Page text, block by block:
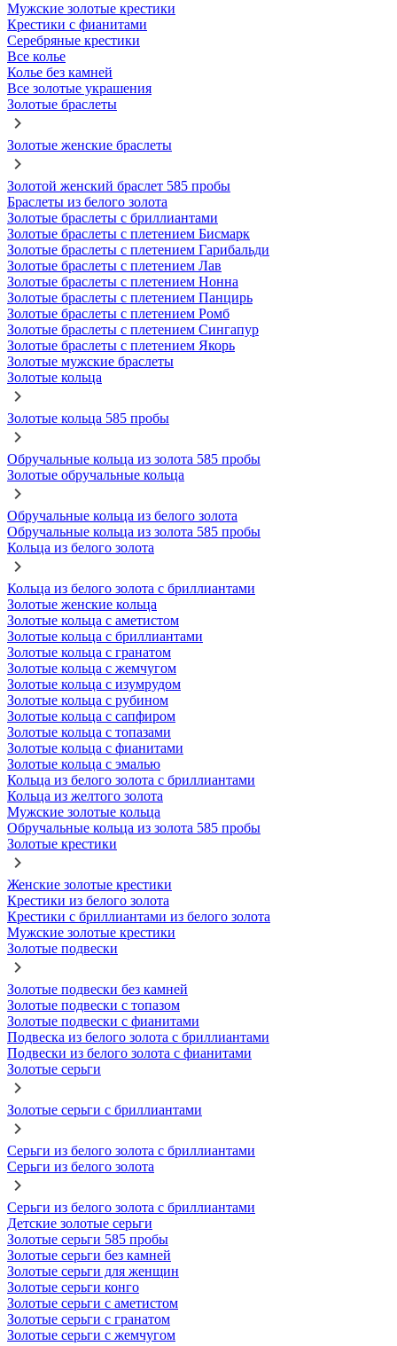
Мужские золотые крестики
Крестики с фианитами
Серебряные крестики
Все колье
Колье без камней
Все золотые украшения
Золотые браслеты
Золотые женские браслеты
Золотой женский браслет 585 пробы
Браслеты из белого золота
Золотые браслеты с бриллиантами
Золотые браслеты с плетением Бисмарк
Золотые браслеты с плетением Гарибальди
Золотые браслеты с плетением Лав
Золотые браслеты с плетением Нонна
Золотые браслеты с плетением Панцирь
Золотые браслеты с плетением Ромб
Золотые браслеты с плетением Сингапур
Золотые браслеты с плетением Якорь
Золотые мужские браслеты
Золотые кольца
Золотые кольца 585 пробы
Обручальные кольца из золота 585 пробы
Золотые обручальные кольца
Обручальные кольца из белого золота
Обручальные кольца из золота 585 пробы
Кольца из белого золота
Кольца из белого золота с бриллиантами
Золотые женские кольца
Золотые кольца с аметистом
Золотые кольца с бриллиантами
Золотые кольца с гранатом
Золотые кольца с жемчугом
Золотые кольца с изумрудом
Золотые кольца с рубином
Золотые кольца с сапфиром
Золотые кольца с топазами
Золотые кольца с фианитами
Золотые кольца с эмалью
Кольца из белого золота с бриллиантами
Кольца из желтого золота
Мужские золотые кольца
Обручальные кольца из золота 585 пробы
Золотые крестики
Женские золотые крестики
Крестики из белого золота
Крестики с бриллиантами из белого золота
Мужские золотые крестики
Золотые подвески
Золотые подвески без камней
Золотые подвески с топазом
Золотые подвески с фианитами
Подвеска из белого золота с бриллиантами
Подвески из белого золота с фианитами
Золотые серьги
Золотые серьги с бриллиантами
Серьги из белого золота с бриллиантами
Серьги из белого золота
Серьги из белого золота с бриллиантами
Детские золотые серьги
Золотые серьги 585 пробы
Золотые серьги без камней
Золотые серьги для женщин
Золотые серьги конго
Золотые серьги с аметистом
Золотые серьги с гранатом
Золотые серьги с жемчугом